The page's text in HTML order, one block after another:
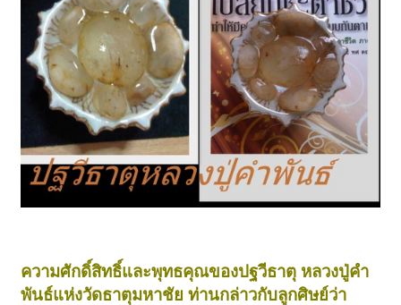
ความศักดิ์สิทธิ์และพุทธคุณของปฐวีธาตุ หลวงปู่คำ
พันธ์แห่งวัดธาตุมหาชัย ท่านกล่าวกับลูกศิษย์ว่า